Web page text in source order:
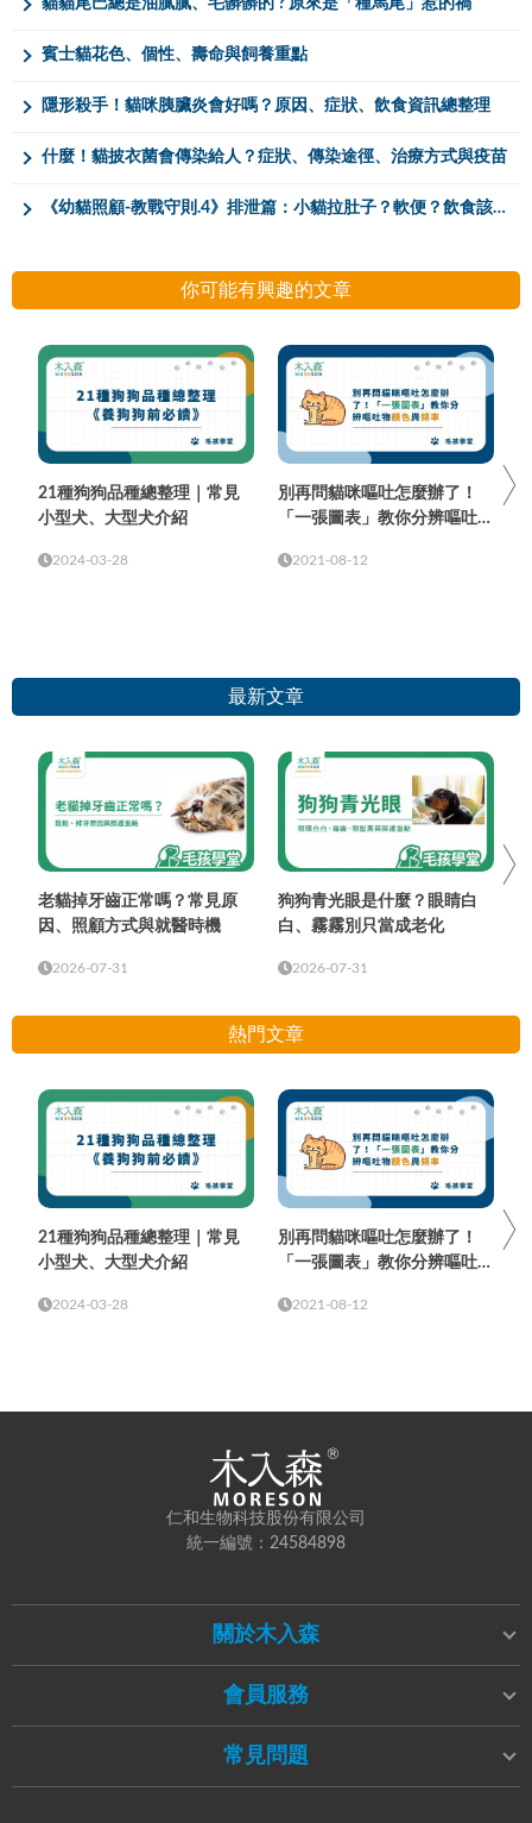
貓貓尾巴總是油膩膩、毛髒髒的 ? 原來是「種馬尾」惹的禍
賓士貓花色、個性、壽命與飼養重點
隱形殺手！貓咪胰臟炎會好嗎？原因、症狀、飲食資訊總整理
什麼！貓披衣菌會傳染給人？症狀、傳染途徑、治療方式與疫苗
《幼貓照顧-教戰守則.4》排泄篇：小貓拉肚子？軟便？飲食該如何調整
你可能有興趣的文章
21種狗狗品種總整理｜常見
小型犬、大型犬介紹
2024-03-28
別再問貓咪嘔吐怎麼辦了！
「一張圖表」教你分辨嘔吐物
2021-08-12
最新文章
老貓掉牙齒正常嗎？常見原
因、照顧方式與就醫時機
2026-07-31
狗狗青光眼是什麼？眼睛白
白、霧霧別只當成老化
2026-07-31
熱門文章
21種狗狗品種總整理｜常見
小型犬、大型犬介紹
2024-03-28
別再問貓咪嘔吐怎麼辦了！
「一張圖表」教你分辨嘔吐物
2021-08-12
仁和生物科技股份有限公司
統一編號：24584898
關於木入森
會員服務
常見問題